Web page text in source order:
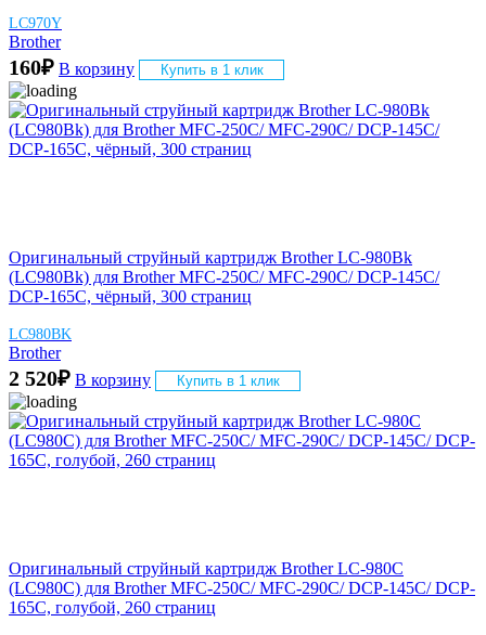
LC970Y
Brother
160₽ В корзину Купить в 1 клик
Оригинальный струйный картридж Brother LC-980Bk
(LC980Bk) для Brother MFC-250C/ MFC-290C/ DCP-145C/
DCP-165C, чёрный, 300 страниц
LC980BK
Brother
2 520₽ В корзину Купить в 1 клик
Оригинальный струйный картридж Brother LC-980C
(LC980C) для Brother MFC-250C/ MFC-290C/ DCP-145C/ DCP-
165C, голубой, 260 страниц